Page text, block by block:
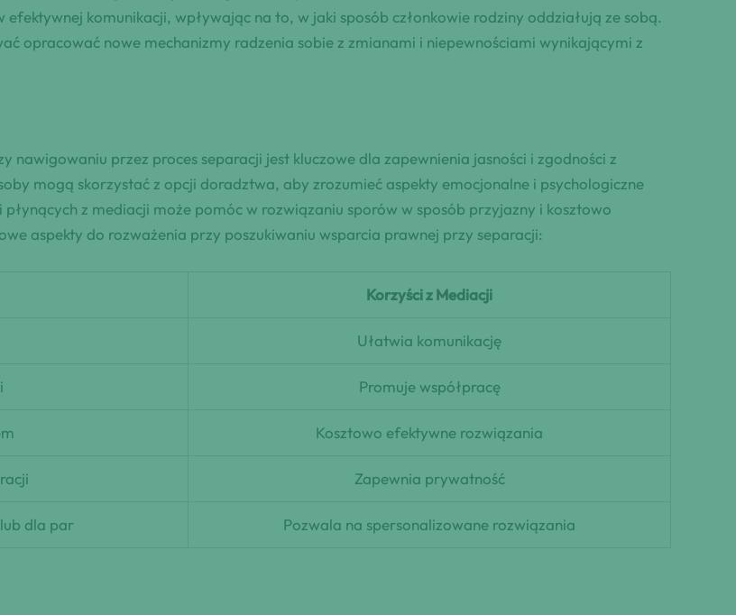
efektywnej komunikacji, wpływając na to, w jaki sposób członkowie rodziny oddziałują ze sobą.
opracować nowe mechanizmy radzenia sobie z zmianami i niepewnościami wynikającymi z
przez proces separacji jest kluczowe dla zapewnienia jasności i zgodności z
mogą skorzystać z opcji doradztwa, aby zrozumieć aspekty emocjonalne i psychologiczne
z mediacji może pomóc w rozwiązaniu sporów w sposób przyjazny i kosztowo
aspekty do rozważenia przy poszukiwaniu wsparcia prawnej przy separacji:
Korzyści z Mediacji
Ułatwia komunikację
Promuje współpracę
Kosztowo efektywne rozwiązania
Zapewnia prywatność
dla par Pozwala na spersonalizowane rozwiązania